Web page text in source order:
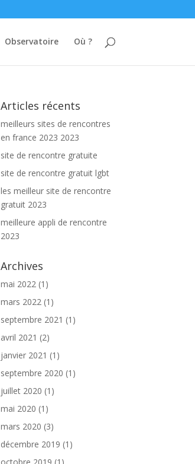
Observatoire Où ?
Articles récents
meilleurs sites de rencontres
en france 2023 2023
site de rencontre gratuite
site de rencontre gratuit lgbt
les meilleur site de rencontre
gratuit 2023
meilleure appli de rencontre
2023
Archives
mai 2022 (1)
mars 2022 (1)
septembre 2021 (1)
avril 2021 (2)
janvier 2021 (1)
septembre 2020 (1)
juillet 2020 (1)
mai 2020 (1)
mars 2020 (3)
décembre 2019 (1)